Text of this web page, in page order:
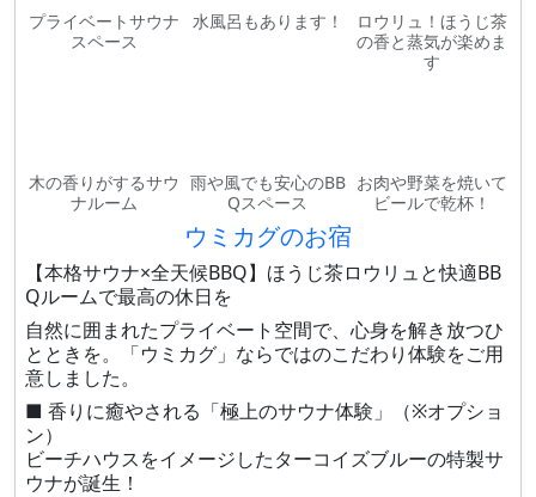
プライベートサウナ
スペース
水風呂もあります！
ロウリュ！ほうじ茶
の香と蒸気が楽めま
す
木の香りがするサウ
ナルーム
雨や風でも安心のBB
Qスペース
お肉や野菜を焼いて
ビールで乾杯！
ウミカグのお宿
【本格サウナ×全天候BBQ】ほうじ茶ロウリュと快適BB
Qルームで最高の休日を
自然に囲まれたプライベート空間で、心身を解き放つひ
とときを。「ウミカグ」ならではのこだわり体験をご用
意しました。
■ 香りに癒やされる「極上のサウナ体験」（※オプショ
ン）
ビーチハウスをイメージしたターコイズブルーの特製サ
ウナが誕生！